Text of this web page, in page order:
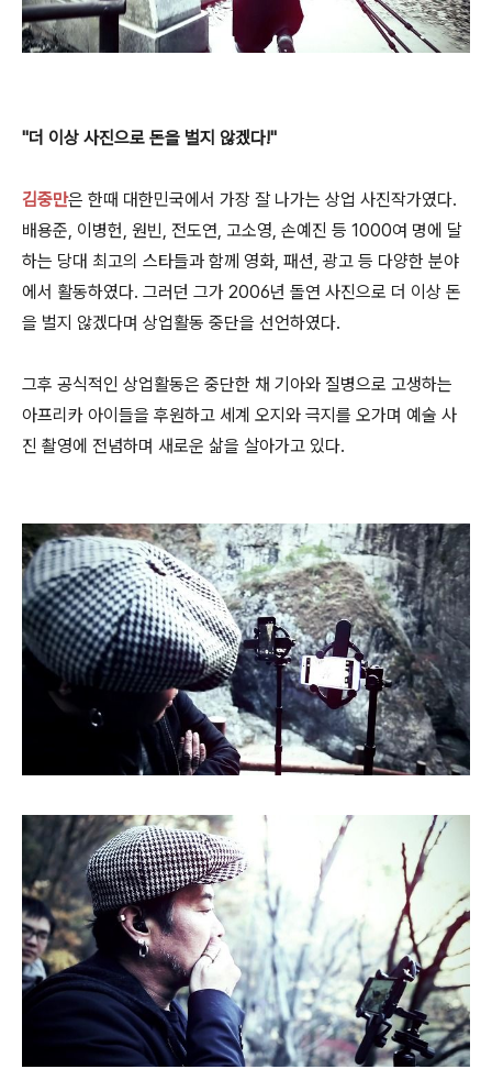
"더 이상 사진으로 돈을 벌지 않겠다!"
김중만은 한때 대한민국에서 가장 잘 나가는 상업 사진작가였다.
배용준, 이병헌, 원빈, 전도연, 고소영, 손예진 등 1000여 명에 달
하는 당대 최고의 스타들과 함께 영화, 패션, 광고 등 다양한 분야
에서 활동하였다. 그러던 그가 2006년 돌연 사진으로 더 이상 돈
을 벌지 않겠다며 상업활동 중단을 선언하였다.
그후 공식적인 상업활동은 중단한 채 기아와 질병으로 고생하는
아프리카 아이들을 후원하고 세계 오지와 극지를 오가며 예술 사
진 촬영에 전념하며 새로운 삶을 살아가고 있다.